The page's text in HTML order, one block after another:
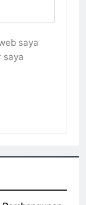
saya
saya